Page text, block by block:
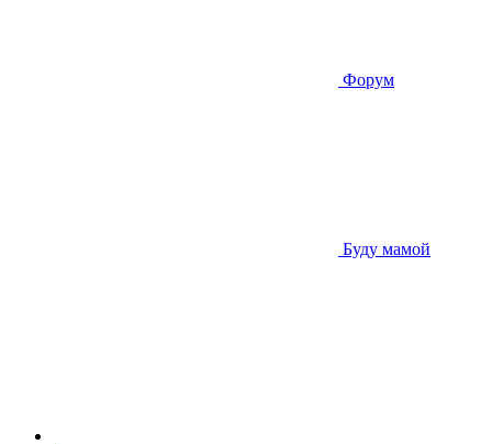
Форум
Буду мамой